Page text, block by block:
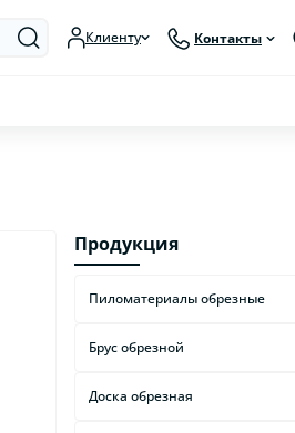
Клиенту Контакты
Продукция
Пиломатериалы обрезные
Брус обрезной
Доска обрезная